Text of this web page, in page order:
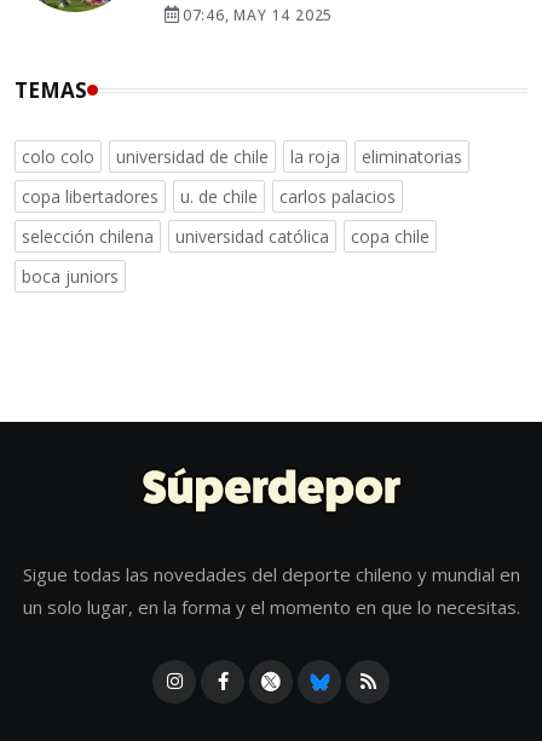
07:46, MAY 14 2025
TEMAS
colo colo universidad de chile la roja
eliminatorias
copa libertadores
u. de chile
carlos palacios
selección chilena
universidad católica
copa chile
boca juniors
Sigue todas las novedades del deporte chileno y mundial en
un solo lugar, en la forma y el momento en que lo necesitas.